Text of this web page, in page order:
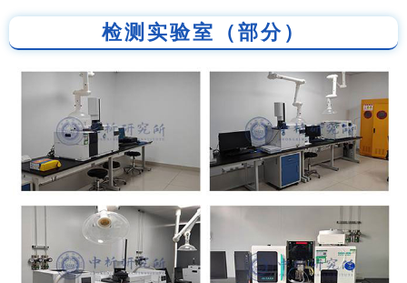
检测实验室（部分）